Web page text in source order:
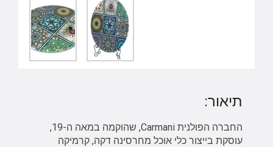
תיאור:
החברה הפולנית Carmani, שהוקמה במאה ה-19,
עוסקת בייצור כלי אוכל מחרסינה דקה, קרמיקה